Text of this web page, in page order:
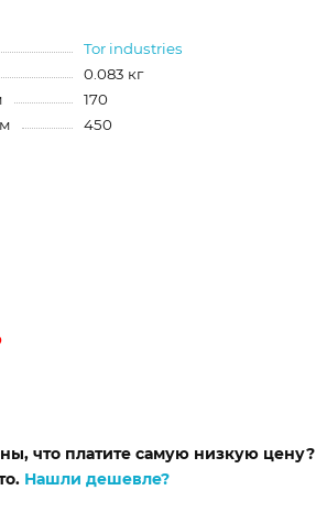
Tor industries
0.083 кг
170
450
что платите самую низкую цену?
Нашли дешевле?